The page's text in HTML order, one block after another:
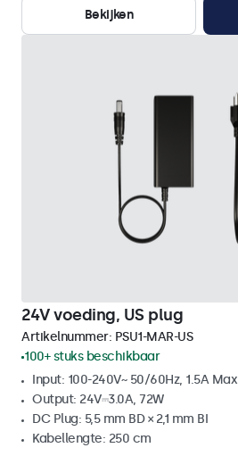
Bekijken
24V voeding, US plug
Artikelnummer: PSU1-MAR-US
100+ stuks beschikbaar
Input: 100-240V~ 50/60Hz, 1.5A Max
Output: 24V⎓3.0A, 72W
DC Plug: 5,5 mm BD × 2,1 mm BI
Kabellengte: 250 cm